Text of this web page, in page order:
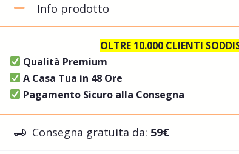
Info prodotto
OLTRE 10.000 CLIENTI
Qualità Premium
A Casa Tua in 48 Ore
Pagamento Sicuro alla Consegna
Consegna gratuita da: 59€